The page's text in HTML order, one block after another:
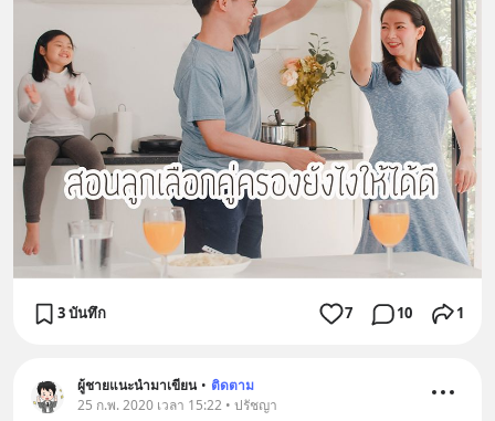
3 บันทึก 7 10 1
ผู้ชายแนะนำมาเขียน • ติดตาม
25 ก.พ. 2020 เวลา 15:22 • ปรัชญา